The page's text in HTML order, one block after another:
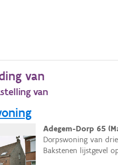
van
van
Adegem-Dorp 65
Dorpswoning van
Bakstenen lijstgevel